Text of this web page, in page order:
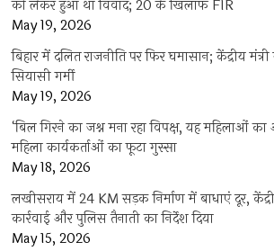
को लेकर हुआ था विवाद; 20 के खिलाफ FIR
May 19, 2026
बिहार में दलित राजनीति पर फिर घमासान; केंद्रीय
सियासी गर्मी
May 19, 2026
‘बिल गिरने का जश्न मना रहा विपक्ष, यह महिलाओं
महिला कार्यकर्ताओं का फूटा गुस्सा
May 18, 2026
लखीसराय में 24 KM सड़क निर्माण में बाधाएं दूर,
कार्रवाई और पुलिस तैनाती का निर्देश दिया
May 15, 2026